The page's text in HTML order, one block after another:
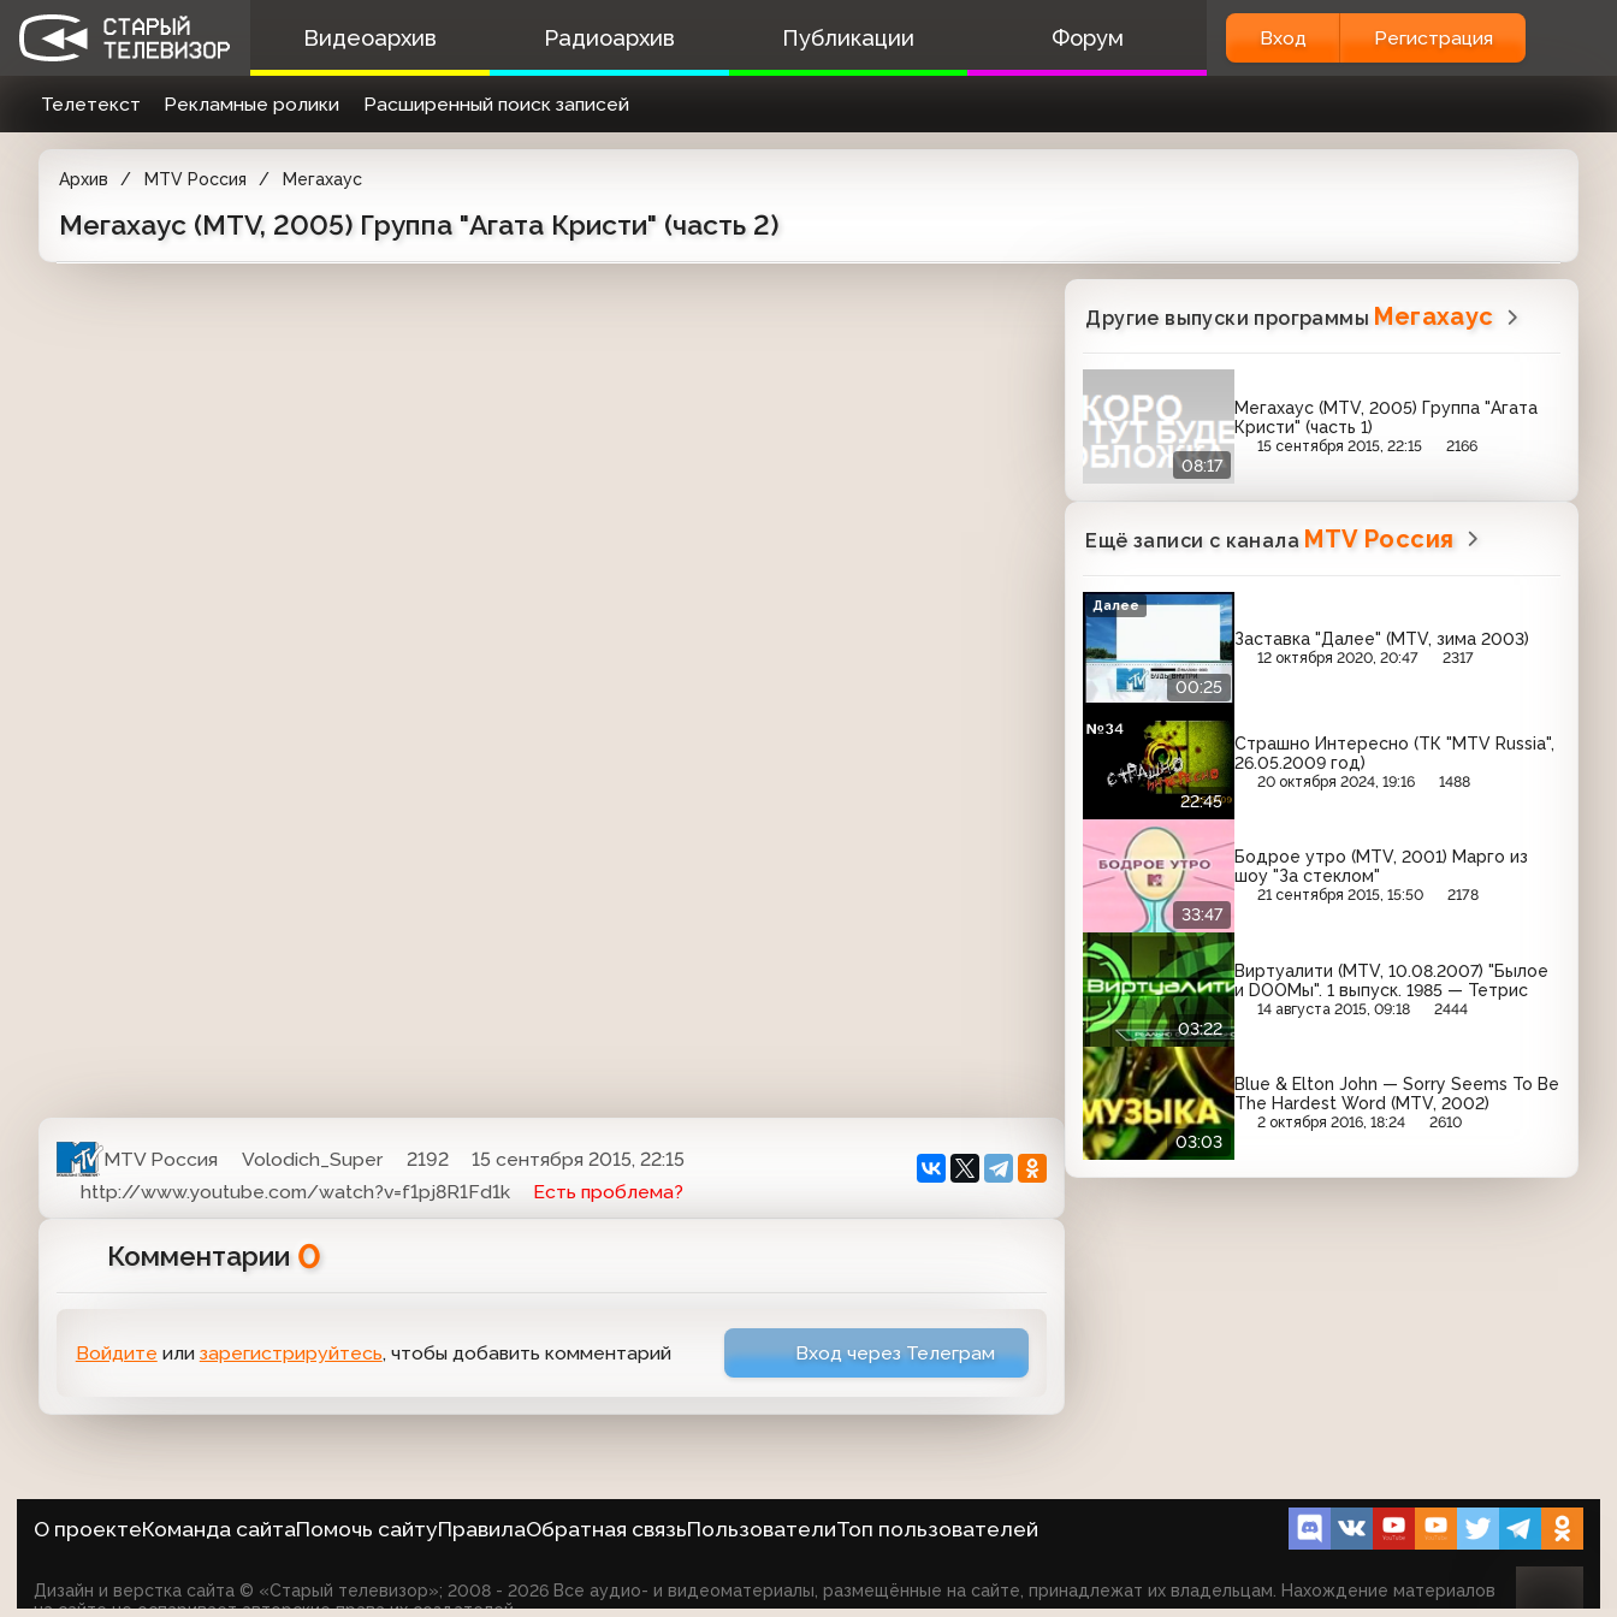
Видеоархив Радиоархив Публикации Форум Вход Регистрация
Телетекст Рекламные ролики Расширенный поиск записей
Архив MTV Россия Мегахаус
Мегахаус (MTV, 2005) Группа "Агата Кристи" (часть 2)
MTV Россия Volodich_Super 2192
15 сентября 2015, 22:15
http://www.youtube.com/watch?v=f1pj8R1Fd1k
Есть проблема?
Комментарии 0
Войдите или зарегистрируйтесь, чтобы добавить комментарий Вход через Телеграм
Другие выпуски программы Мегахаус
08:17
Мегахаус (MTV, 2005) Группа "Агата
Кристи" (часть 1)
15 сентября 2015, 22:15 2166
Ещё записи с канала MTV Россия
00:25
Заставка "Далее" (MTV, зима 2003)
12 октября 2020, 20:47 2317
Далее
22:45
Страшно Интересно (ТК "MTV Russia",
26.05.2009 год)
20 октября 2024, 19:16 1488
33:47
Бодрое утро (MTV, 2001) Марго из
шоу "За стеклом"
21 сентября 2015, 15:50 2178
03:22
Виртуалити (MTV, 10.08.2007) "Былое
и DOOМы". 1 выпуск. 1985 — Тетрис
14 августа 2015, 09:18 2444
03:03
Blue & Elton John — Sorry Seems To Be
The Hardest Word (MTV, 2002)
2 октября 2016, 18:24 2610
О проектеКоманда сайтаПомочь сайтуПравилаОбратная связьПользователиТоп пользователей
Дизайн и верстка сайта © «Старый телевизор»; 2008 - 2026 Все аудио- и видеоматериалы, размещённые на сайте, принадлежат их владельцам. Нахождение материалов
на сайте не оспаривает авторские права их создателей.